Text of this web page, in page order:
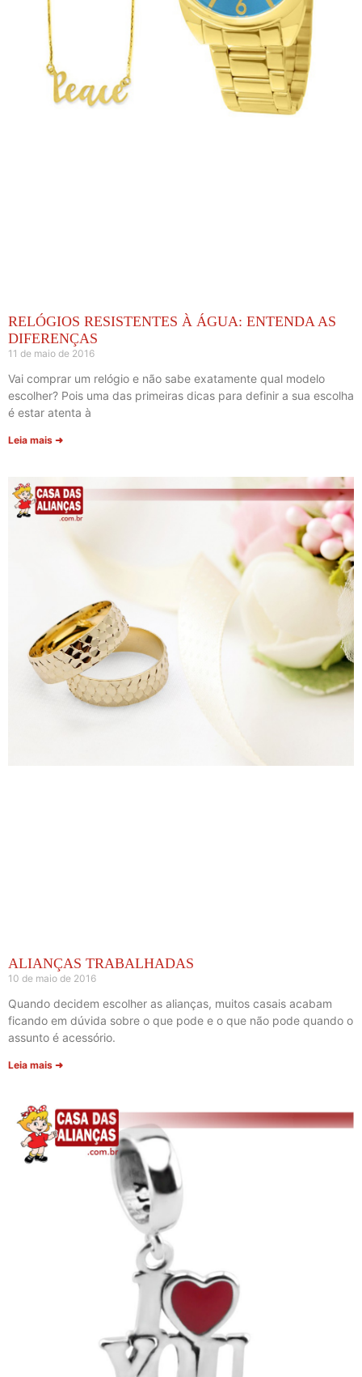
RELÓGIOS RESISTENTES À ÁGUA: ENTENDA AS
DIFERENÇAS
11 de maio de 2016
Vai comprar um relógio e não sabe exatamente qual modelo
escolher? Pois uma das primeiras dicas para definir a sua escolha
é estar atenta à
Leia mais ➜
ALIANÇAS TRABALHADAS
10 de maio de 2016
Quando decidem escolher as alianças, muitos casais acabam
ficando em dúvida sobre o que pode e o que não pode quando o
assunto é acessório.
Leia mais ➜